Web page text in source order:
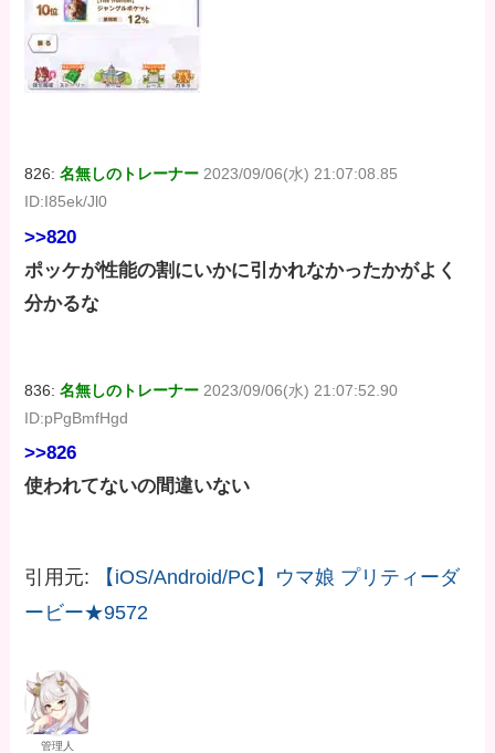
826:名無しのトレーナー 2023/09/06(水) 21:07:08.85
ID:I85ek/Jl0
>>820
ポッケが性能の割にいかに引かれなかったかがよく
分かるな
836:名無しのトレーナー 2023/09/06(水) 21:07:52.90
ID:pPgBmfHgd
>>826
使われてないの間違いない
引用元:
【iOS/Android/PC】ウマ娘 プリティーダ
ービー★9572
管理人